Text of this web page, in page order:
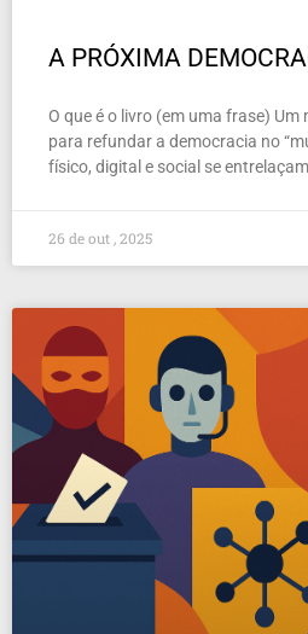
A PRÓXIMA
O que é o livro (em uma frase)
para refundar a democracia no
físico, digital e social se entrelaçam
26 de out , 2025